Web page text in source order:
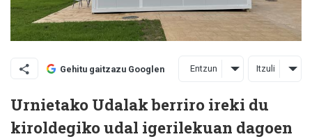
Gehitu gaitzazu Googlen Entzun Itzuli
Urnietako Udalak berriro ireki du
kiroldegiko udal igerilekuan dagoen